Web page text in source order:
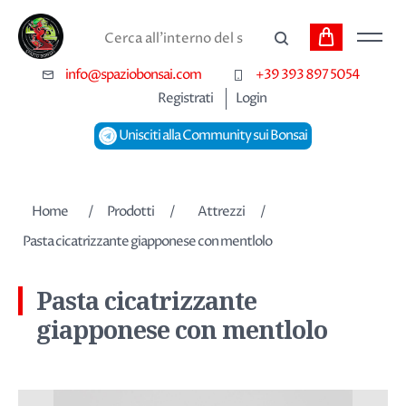
Cerca
info@spaziobonsai.com
+39 393 897 5054
Registrati
Login
Unisciti alla Community sui Bonsai
Carrello
Home / Prodotti / Attrezzi
/
Pasta cicatrizzante giapponese con mentlolo
Pasta cicatrizzante
giapponese con mentlolo